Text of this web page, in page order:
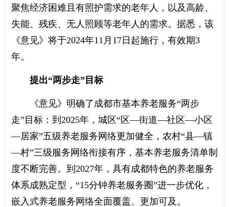
聚焦经济困难且有照护需求的老年人，以及高龄、
失能、残疾、无人照顾等老年人的需求。据悉，该
《意见》将于2024年11月17日起施行，有效期3
年。
提出“两步走”目标
《意见》明确了成都市基本养老服务“两步
走”目标：到2025年，城区“区—街道—社区—小区
—居家”五级养老服务网络更加健全，农村“县—镇
—村”三级服务网络衔接有序，基本养老服务清单制
度不断完善。到2027年，具有成都特色的养老服务
体系成熟定型，“15分钟养老服务圈”进一步优化，
嵌入式养老服务网络全面覆盖、更加可及。